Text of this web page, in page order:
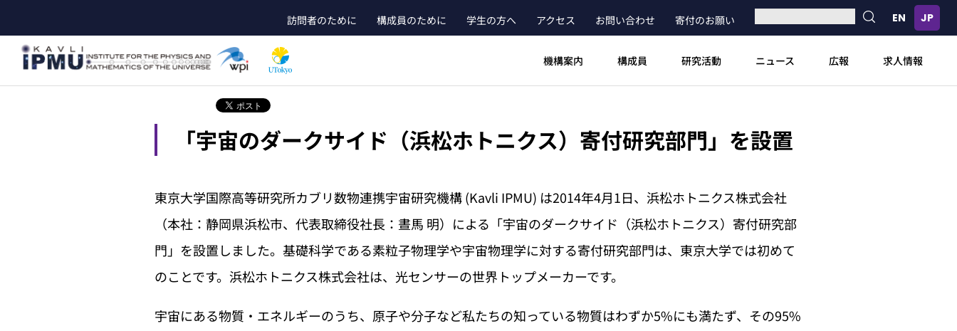
ン
テ
header_main_menu_contact
訪問者のために 構成員のために 学生の方へ アクセス お問い合わせ 寄付のお願い
機構案内 構成員 研究活動 ニュース 広報 求人情報
「宇宙のダークサイド（浜松ホトニクス）寄付研究部門」を設置
東京大学国際高等研究所カブリ数物連携宇宙研究機構 (Kavli IPMU) は2014年4月1日、浜松ホトニクス株式会社
（本社：静岡県浜松市、代表取締役社長：晝馬 明）による「宇宙のダークサイド（浜松ホトニクス）寄付研究部
門」を設置しました。基礎科学である素粒子物理学や宇宙物理学に対する寄付研究部門は、東京大学では初めて
のことです。浜松ホトニクス株式会社は、光センサーの世界トップメーカーです。
宇宙にある物質・エネルギーのうち、原子や分子など私たちの知っている物質はわずか5%にも満たず、その95%